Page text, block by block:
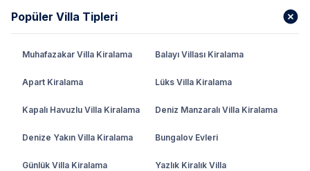
Popüler Villa Tipleri
Muhafazakar Villa Kiralama Balayı Villası Kiralama
Apart Kiralama Lüks Villa Kiralama
Kapalı Havuzlu Villa Kiralama Deniz Manzaralı Villa Kiralama
Denize Yakın Villa Kiralama Bungalov Evleri
Günlük Villa Kiralama Yazlık Kiralık Villa